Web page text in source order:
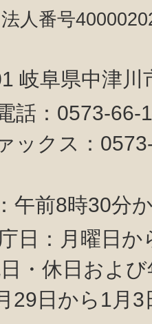
法人番号
岐阜県中津
話：0573-
ックス：
午前8時30分
日：月曜日か
・休日およ
29日から1月